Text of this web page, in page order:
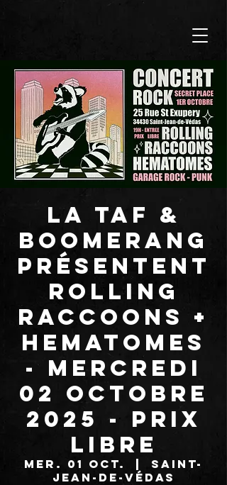
La TAF &
BOOMERANG
présentent
ROLLING
RACCOONS +
HEMATOMES
- Mercredi
02 octobre
2025 - Prix
libre
mer. 01 oct.
Saint-
Jean-de-Védas